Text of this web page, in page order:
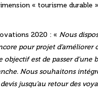
« tourisme
2020 : « Nous
pour projet
est de passer
Nous souhaitons
jusqu’au retour des